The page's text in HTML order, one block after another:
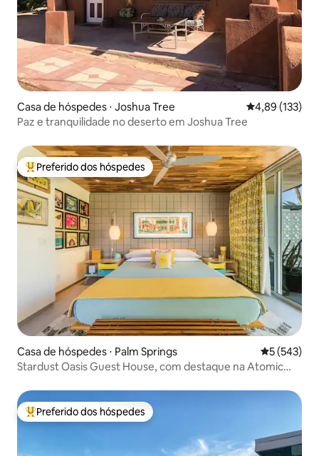
Casa de hóspedes ⋅ Joshua Tree 4,89 de uma
4,89 (133)
Paz e tranquilidade no deserto em Joshua Tree
Entre os melhores preferidos dos hóspedes
Preferido dos hóspedes
Casa de hóspedes ⋅ Palm Springs 5 de uma
5 (543)
Stardust Oasis Guest House, com destaque na Atomic
Entre os melhores preferidos dos hóspedes
Preferido dos hóspedes